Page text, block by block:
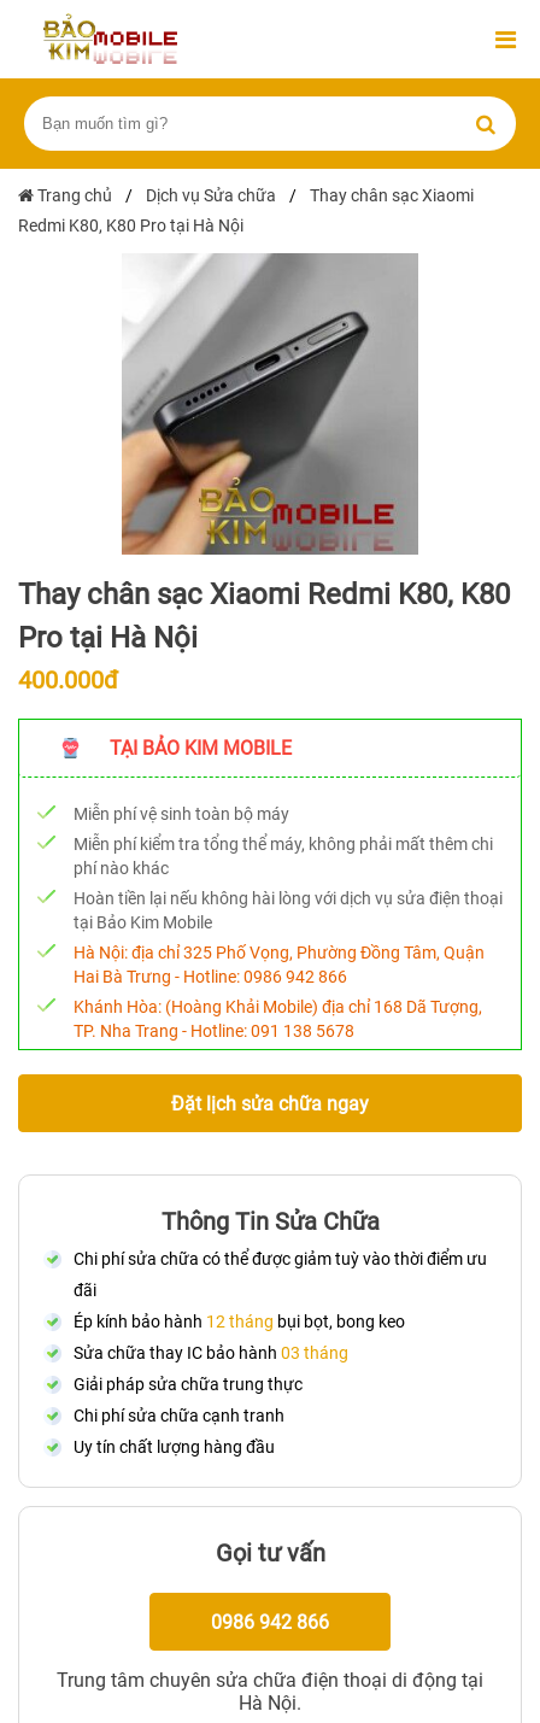
Trang chủ / Dịch vụ Sửa chữa /
Thay chân sạc Xiaomi
Redmi K80, K80 Pro tại Hà Nội
Thay chân sạc Xiaomi Redmi K80, K80
Pro tại Hà Nội
400.000đ
TẠI BẢO KIM MOBILE
Miễn phí vệ sinh toàn bộ máy
Miễn phí kiểm tra tổng thể máy, không phải mất thêm chi
phí nào khác
Hoàn tiền lại nếu không hài lòng với dịch vụ sửa điện thoại
tại Bảo Kim Mobile
Hà Nội:địa chỉ 325 Phố Vọng, Phường Đồng Tâm, Quận
Hai Bà Trưng - Hotline:0986 942 866
Khánh Hòa: (Hoàng Khải Mobile) địa chỉ 168 Dã Tượng,
TP. Nha Trang - Hotline:091 138 5678
Đặt lịch sửa chữa ngay
Thông Tin Sửa Chữa
Chi phí sửa chữa có thể được giảm tuỳ vào thời điểm ưu
đãi
Ép kính bảo hành 12 tháng bụi bọt, bong keo
Sửa chữa thay IC bảo hành 03 tháng
Giải pháp sửa chữa trung thực
Chi phí sửa chữa cạnh tranh
Uy tín chất lượng hàng đầu
Gọi tư vấn
0986 942 866
Trung tâm chuyên sửa chữa điện thoại di động tại
Hà Nội.